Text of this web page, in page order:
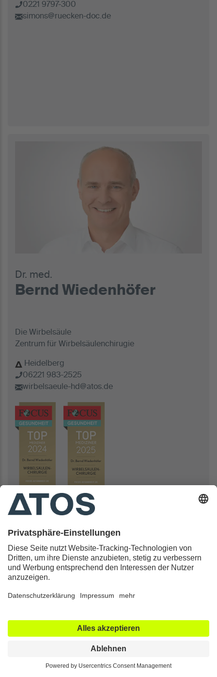
0221 9797-300
simons@ruecken-doc.de
Dr. med.
Bernd Wiedenhöfer
Die Wirbelsäule
Zentrum für Wirbelsäulenchirugie
Heidelberg
06221 983-2525
wirbelsaeule-hd@atos.de
Kontakt & Rechtliches